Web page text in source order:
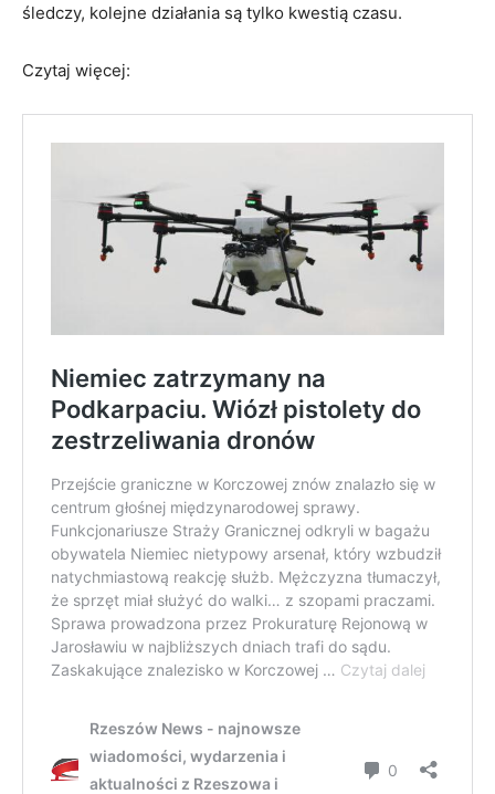
śledczy, kolejne działania są tylko kwestią czasu.
Czytaj więcej: